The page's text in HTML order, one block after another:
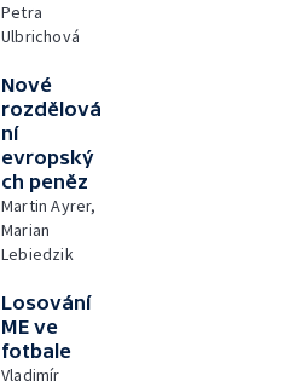
Petra
Ulbrichová
Nové
rozdělová
ní
evropský
ch peněz
Martin Ayrer,
Marian
Lebiedzik
Losování
ME ve
fotbale
Vladimír